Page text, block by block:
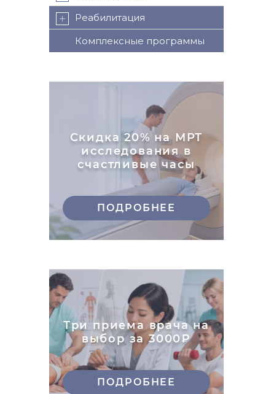
Реабилитация
Комплексные программы
Скидка 20% на МРТ
исследования в
счастливые часы
ПОДРОБНЕЕ
Три приема врача на
выбор за 3000₽
ПОДРОБНЕЕ